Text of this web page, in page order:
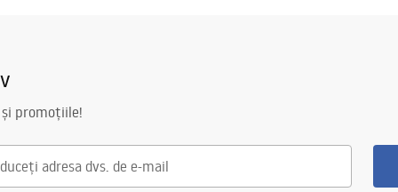
promoțiile!